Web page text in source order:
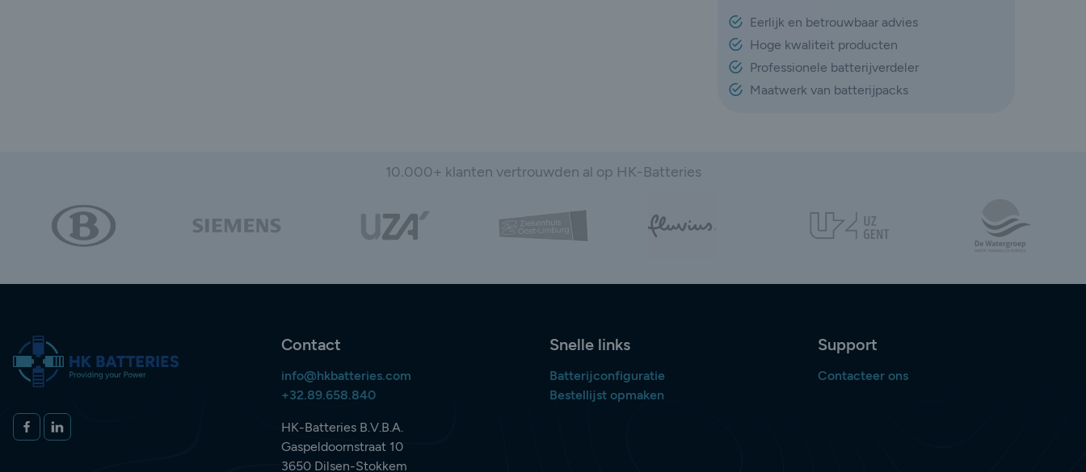
Eerlijk en betrouwbaar advies
Hoge kwaliteit producten
Professionele batterijverdeler
Maatwerk van batterijpacks
10.000+ klanten vertrouwden al op HK-Batteries
Volg ons op
FACEBOOKLINKEDIN
Contact
info@hkbatteries.com
+32.89.658.840
HK-Batteries B.V.B.A.
Gaspeldoornstraat 10
3650 Dilsen-Stokkem
Snelle links
Batterijconfiguratie
Bestellijst opmaken
Support
Contacteer ons